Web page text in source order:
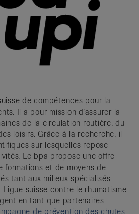
de compétences pour la
Il a pour mission d’assurer la
de la circulation routière, du
loisirs. Grâce à la recherche, il
sur lesquelles repose
Le bpa propose une offre
formations et de moyens de
tant aux milieux spécialisés
Ligue suisse contre le rhumatisme
en tant que partenaires
de prévention des chutes,